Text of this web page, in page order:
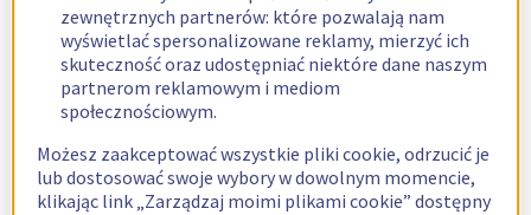
zewnętrznych partnerów: które pozwalają nam
wyświetlać spersonalizowane reklamy, mierzyć ich
skuteczność oraz udostępniać niektóre dane naszym
partnerom reklamowym i mediom
społecznościowym.
Możesz zaakceptować wszystkie pliki cookie, odrzucić je
lub dostosować swoje wybory w dowolnym momencie,
klikając link „Zarządzaj moimi plikami cookie” dostępny